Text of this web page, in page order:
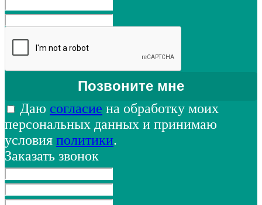
Даю согласие на обработку моих
персональных данных и принимаю
условия политики.
Заказать звонок